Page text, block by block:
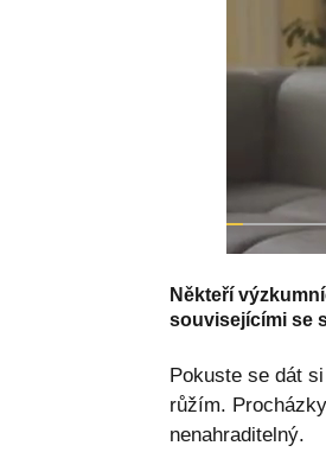
Někteří
souvisejícími se
Pokuste se dát
růžím.
nenahraditelný.